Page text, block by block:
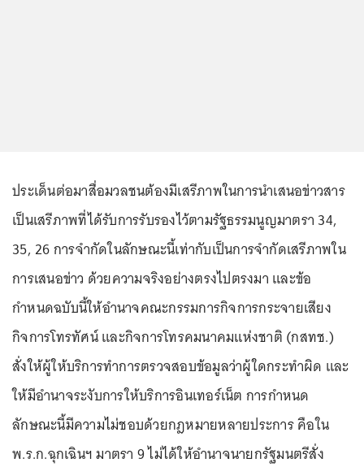
ประเด็นต่อมาสื่อมวลชนต้องมีเสรีภาพในการนำเสนอข่าวสาร
เป็นเสรีภาพที่ได้รับการรับรองไว้ตามรัฐธรรมนูญมาตรา 34,
35, 26 การจำกัดในลักษณะนี้เท่ากับเป็นการจำกัดเสรีภาพใน
การเสนอข่าว ด้วยความจริงอย่างตรงไปตรงมา และข้อ
กำหนดฉบับนี้ให้อำนาจคณะกรรมการกิจการกระจายเสียง
กิจการโทรทัศน์ และกิจการโทรคมนาคมแห่งชาติ (กสทช.)
สั่งให้ผู้ให้บริการทำการตรวจสอบข้อมูลว่าผู้ใดกระทำผิด และ
ให้มีอำนาจระงับการให้บริการอินเทอร์เน็ต การกำหนด
ลักษณะนี้มีความไม่ชอบด้วยกฎหมายหลายประการ คือใน
พ.ร.ก.ฉุกเฉินฯ มาตรา 9 ไม่ได้ให้อำนาจนายกรัฐมนตรีสั่ง